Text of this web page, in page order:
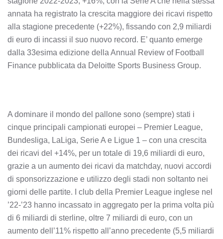
annata ha registrato la crescita maggiore dei ricavi rispetto
alla stagione precedente (+22%), fissando con 2,9 miliardi
di euro di incassi il suo nuovo record. E’ quanto emerge
dalla 33esima edizione della Annual Review of Football
Finance pubblicata da Deloitte Sports Business Group.
A dominare il mondo del pallone sono (sempre) stati i
cinque principali campionati europei – Premier League,
Bundesliga, LaLiga, Serie A e Ligue 1 – con una crescita
dei ricavi del +14%, per un totale di 19,6 miliardi di euro,
grazie a un aumento dei ricavi da matchday, nuovi accordi
di sponsorizzazione e utilizzo degli stadi non soltanto nei
giorni delle partite. I club della Premier League inglese nel
’22-’23 hanno incassato in aggregato per la prima volta più
di 6 miliardi di sterline, oltre 7 miliardi di euro, con un
aumento dell’11% rispetto all’anno precedente (5,5 miliardi